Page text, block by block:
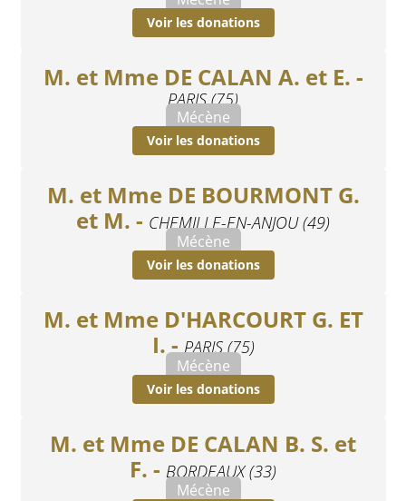
Voir les donations
M. et Mme DE CALAN A. et E. -
PARIS (75)
Mécène
Voir les donations
M. et Mme DE BOURMONT G.
et M. - CHEMILLE-EN-ANJOU (49)
Mécène
Voir les donations
M. et Mme D'HARCOURT G. ET
I. - PARIS (75)
Mécène
Voir les donations
M. et Mme DE CALAN B. S. et
F. - BORDEAUX (33)
Mécène